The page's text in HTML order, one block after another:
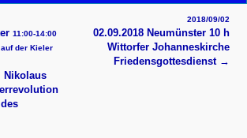
11:00-14:00
der Kieler
Nikolaus
2018/09/02
02.09.2018 Neumünster 10 h
Wittorfer Johanneskirche
Friedensgottesdienst →